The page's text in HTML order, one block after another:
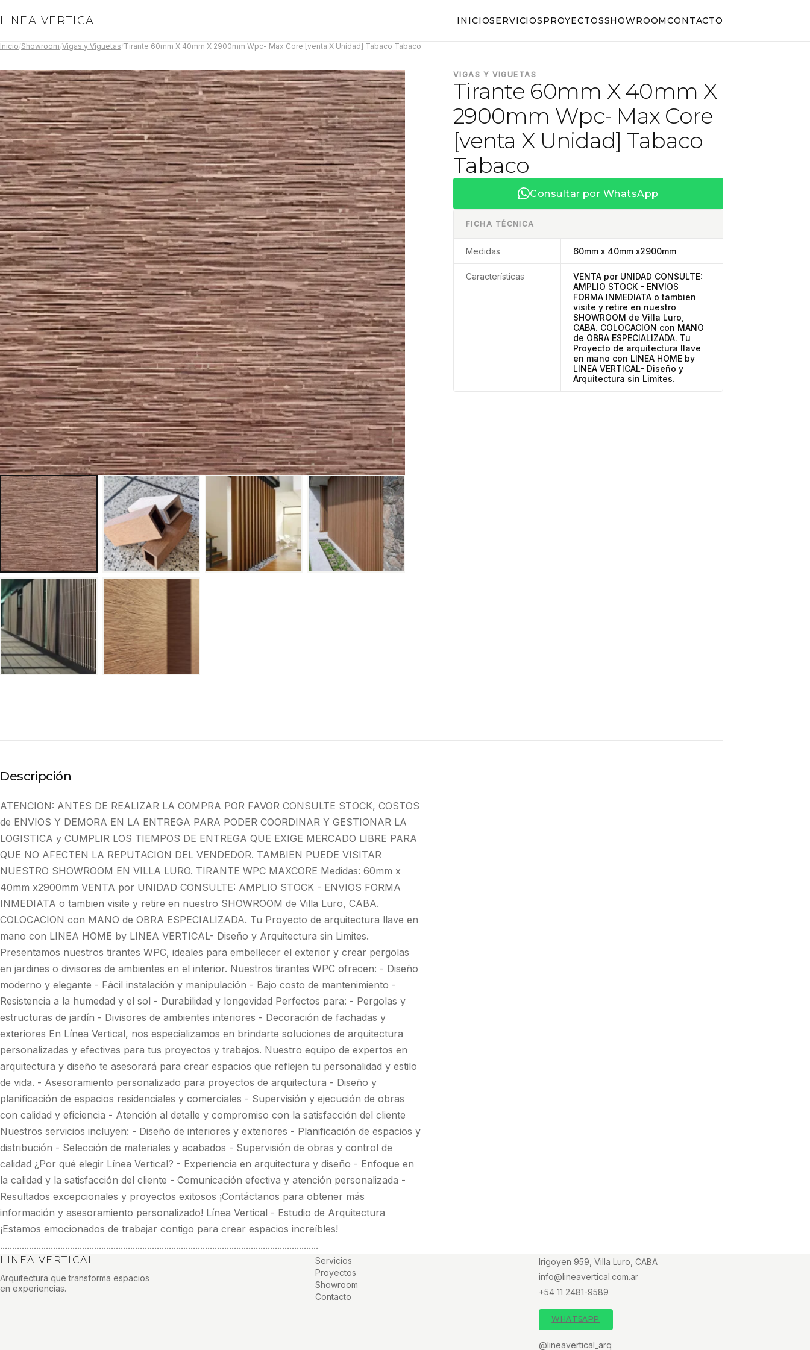
LINEA VERTICAL INICIOSERVICIOSPROYECTOSSHOWROOMCONTACTO
Inicio Showroom Vigas y Viguetas Tirante 60mm X 40mm X 2900mm Wpc- Max Core [venta X Unidad] Tabaco Tabaco
VIGAS Y VIGUETAS
Tirante 60mm X 40mm X
2900mm Wpc- Max Core
[venta X Unidad] Tabaco
Tabaco
Consultar por WhatsApp
FICHA TÉCNICA
Medidas 60mm x 40mm x2900mm
Características
VENTA por UNIDAD CONSULTE:
AMPLIO STOCK - ENVIOS
FORMA INMEDIATA o tambien
visite y retire en nuestro
SHOWROOM de Villa Luro,
CABA. COLOCACION con MANO
de OBRA ESPECIALIZADA. Tu
Proyecto de arquitectura llave
en mano con LINEA HOME by
LINEA VERTICAL- Diseño y
Arquitectura sin Limites.
Descripción
ATENCION: ANTES DE REALIZAR LA COMPRA POR FAVOR CONSULTE STOCK, COSTOS
de ENVIOS Y DEMORA EN LA ENTREGA PARA PODER COORDINAR Y GESTIONAR LA
LOGISTICA y CUMPLIR LOS TIEMPOS DE ENTREGA QUE EXIGE MERCADO LIBRE PARA
QUE NO AFECTEN LA REPUTACION DEL VENDEDOR. TAMBIEN PUEDE VISITAR
NUESTRO SHOWROOM EN VILLA LURO. TIRANTE WPC MAXCORE Medidas: 60mm x
40mm x2900mm VENTA por UNIDAD CONSULTE: AMPLIO STOCK - ENVIOS FORMA
INMEDIATA o tambien visite y retire en nuestro SHOWROOM de Villa Luro, CABA.
COLOCACION con MANO de OBRA ESPECIALIZADA. Tu Proyecto de arquitectura llave en
mano con LINEA HOME by LINEA VERTICAL- Diseño y Arquitectura sin Limites.
Presentamos nuestros tirantes WPC, ideales para embellecer el exterior y crear pergolas
en jardines o divisores de ambientes en el interior. Nuestros tirantes WPC ofrecen: - Diseño
moderno y elegante - Fácil instalación y manipulación - Bajo costo de mantenimiento -
Resistencia a la humedad y el sol - Durabilidad y longevidad Perfectos para: - Pergolas y
estructuras de jardín - Divisores de ambientes interiores - Decoración de fachadas y
exteriores En Línea Vertical, nos especializamos en brindarte soluciones de arquitectura
personalizadas y efectivas para tus proyectos y trabajos. Nuestro equipo de expertos en
arquitectura y diseño te asesorará para crear espacios que reflejen tu personalidad y estilo
de vida. - Asesoramiento personalizado para proyectos de arquitectura - Diseño y
planificación de espacios residenciales y comerciales - Supervisión y ejecución de obras
con calidad y eficiencia - Atención al detalle y compromiso con la satisfacción del cliente
Nuestros servicios incluyen: - Diseño de interiores y exteriores - Planificación de espacios y
distribución - Selección de materiales y acabados - Supervisión de obras y control de
calidad ¿Por qué elegir Línea Vertical? - Experiencia en arquitectura y diseño - Enfoque en
la calidad y la satisfacción del cliente - Comunicación efectiva y atención personalizada -
Resultados excepcionales y proyectos exitosos ¡Contáctanos para obtener más
información y asesoramiento personalizado! Línea Vertical - Estudio de Arquitectura
¡Estamos emocionados de trabajar contigo para crear espacios increíbles!
....................................................................................................................................
LINEA VERTICAL
Arquitectura que transforma espacios
en experiencias.
Servicios
Proyectos
Showroom
Contacto
Irigoyen 959, Villa Luro, CABA
info@lineavertical.com.ar
+54 11 2481-9589
WHATSAPP
@lineavertical_arq